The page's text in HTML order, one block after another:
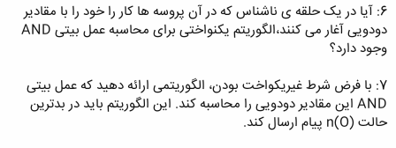
6: آیا در یک حلقه ی ناشناس که در آن پروسه ها کار را خود را با مقادیر
دودویی آغار می کنند،الگوریتم یکنواختی برای محاسبه عمل بیتی AND
وجود دارد؟
7: با فرض شرط غیریکواخت بودن، الگوریتمی ارائه دهید که عمل بیتی
AND این مقادیر دودویی را محاسبه کند. این الگوریتم باید در بدترین
حالت (n(O پیام ارسال کند.